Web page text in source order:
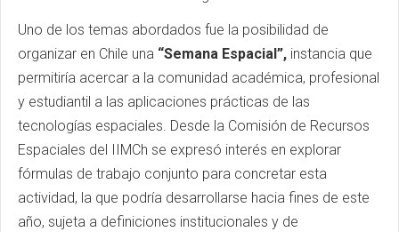
Uno de los temas abordados fue la posibilidad de
organizar en Chile una “Semana Espacial”, instancia que
permitiría acercar a la comunidad académica, profesional
y estudiantil a las aplicaciones prácticas de las
tecnologías espaciales. Desde la Comisión de Recursos
Espaciales del IIMCh se expresó interés en explorar
fórmulas de trabajo conjunto para concretar esta
actividad, la que podría desarrollarse hacia fines de este
año, sujeta a definiciones institucionales y de